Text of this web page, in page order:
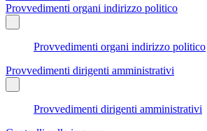
Provvedimenti organi indirizzo politico
Provvedimenti organi indirizzo politico
Provvedimenti dirigenti amministrativi
Provvedimenti dirigenti amministrativi